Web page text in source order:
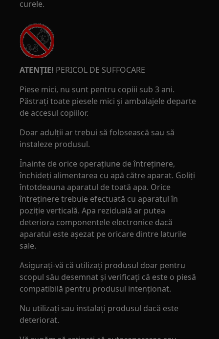
curele.
ATENȚIE! PERICOL DE SUFFOCARE
Piese mici, nu sunt pentru copiii sub 3 ani.
Păstrați toate piesele mici și ambalajele departe
de accesul copiilor.
Doar adulții ar trebui să folosească sau să
instaleze produsul.
Înainte de orice operațiune de întreținere,
închideți alimentarea cu apă către aparat. Goliți
întotdeauna aparatul de toată apa. Orice
întreținere trebuie efectuată cu aparatul în
poziție verticală. Apa reziduală ar putea
deteriora componentele electronice dacă
aparatul este așezat pe oricare dintre laturile
sale.
Asigurați-vă că utilizați produsul doar pentru
scopul său desemnat și verificați că este o piesă
compatibilă pentru produsul intenționat.
Nu utilizați sau instalați produsul dacă este
deteriorat.